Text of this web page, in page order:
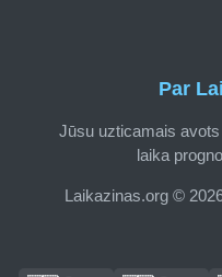
Par
Jūsu uzticamais
laika
Laikazinas.org ©